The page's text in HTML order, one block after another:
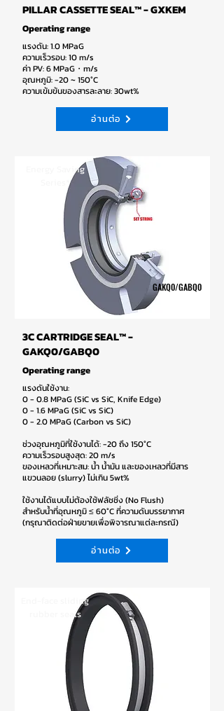
PILLAR CASSETTE SEAL™ - GXKEM
Operating range
แรงดัน: 1.0 MPaG
ความเร็วรอบ: 10 m/s
ค่า PV: 6 MPaG・m/s
อุณหภูมิ: -20 ~ 150°C
ความเข้มข้นของสารละลาย: 30wt%
อ่านต่อ
Energy Saving
Series*
GAKQ0/GABQ0
3C CARTRIDGE SEAL™ -
GAKQ0/GABQ0
Operating range
แรงดันใช้งาน:
0 - 0.8 MPaG (SiC vs SiC, Knife Edge)
0 - 1.6 MPaG (SiC vs SiC)
0 - 2.0 MPaG (Carbon vs SiC)
ช่วงอุณหภูมิที่ใช้งานได้: -20 ถึง 150°C
ความเร็วรอบสูงสุด: 20 m/s
ของเหลวที่เหมาะสม: น้ำ น้ำมัน และของเหลวที่มีสาร
แขวนลอย (slurry) ไม่เกิน 5wt%
ใช้งานได้แบบไม่ต้องใช้ฟลัชชิ่ง (No Flush)
สำหรับน้ำที่อุณหภูมิ ≤ 60°C ที่ความดันบรรยากาศ
(กรุณาติดต่อฝ่ายขายเพื่อพิจารณาแต่ละกรณี)
อ่านต่อ
End-face sliding
rubber seals